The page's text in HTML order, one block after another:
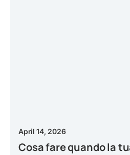
April 14, 2026
Cosa fare quando la